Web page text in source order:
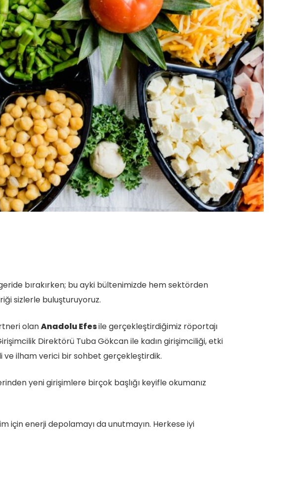
bırakırken; bu ayki bültenimizde hem sektörden
sizlerle buluşturuyoruz.
olanAnadolu Efesile gerçekleştirdiğimiz röportajı
Direktörü Tuba Gökcan ile kadın girişimciliği, etki
ve ilham verici bir sohbet gerçekleştirdik.
yeni girişimlere birçok başlığı keyifle okumanız
için enerji depolamayı da unutmayın. Herkese iyi